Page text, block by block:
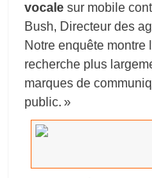
vocale sur mobile
Bush, Directeur des
Notre enquête montre
recherche plus
marques de
public. »